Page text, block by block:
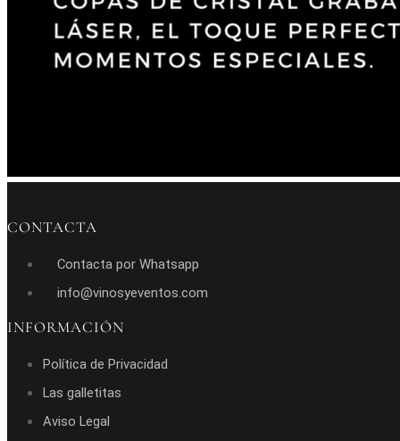
CONTACTA
Contacta por Whatsapp
info@vinosyeventos.com
INFORMACIÓN
Política de Privacidad
Las galletitas
Aviso Legal